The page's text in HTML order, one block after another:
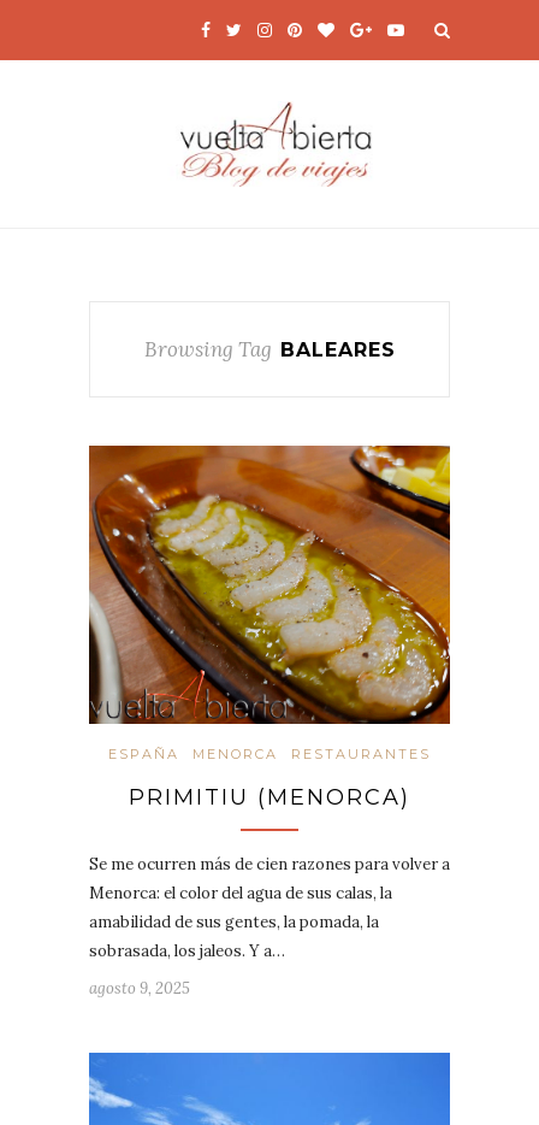
Browsing Tag BALEARES
ESPAÑA MENORCA RESTAURANTES
PRIMITIU (MENORCA)
Se me ocurren más de cien razones para volver a
Menorca: el color del agua de sus calas, la
amabilidad de sus gentes, la pomada, la
sobrasada, los jaleos. Y a…
agosto 9, 2025